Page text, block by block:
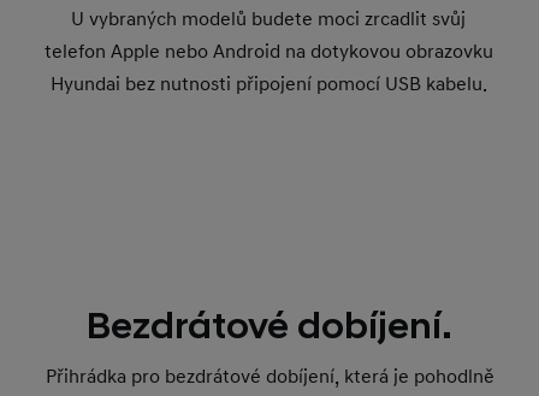
U vybraných modelů budete moci zrcadlit svůj
telefon Apple nebo Android na dotykovou obrazovku
Hyundai bez nutnosti připojení pomocí USB kabelu.
Bezdrátové dobíjení.
Přihrádka pro bezdrátové dobíjení, která je pohodlně